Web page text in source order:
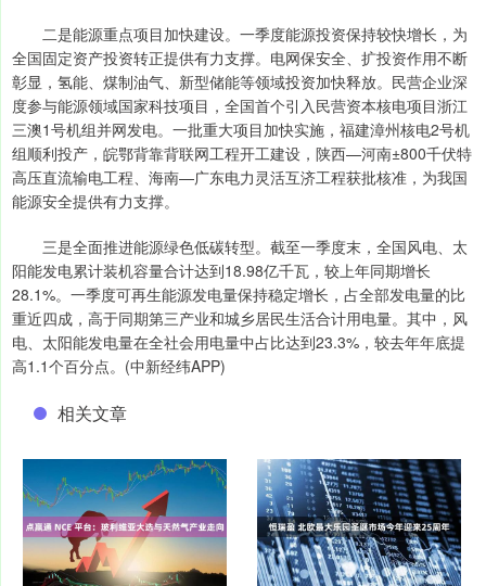
二是能源重点项目加快建设。一季度能源投资保持较快增长，为
全国固定资产投资转正提供有力支撑。电网保安全、扩投资作用不断
彰显，氢能、煤制油气、新型储能等领域投资加快释放。民营企业深
度参与能源领域国家科技项目，全国首个引入民营资本核电项目浙江
三澳1号机组并网发电。一批重大项目加快实施，福建漳州核电2号机
组顺利投产，皖鄂背靠背联网工程开工建设，陕西—河南±800千伏特
高压直流输电工程、海南—广东电力灵活互济工程获批核准，为我国
能源安全提供有力支撑。
三是全面推进能源绿色低碳转型。截至一季度末，全国风电、太
阳能发电累计装机容量合计达到18.98亿千瓦，较上年同期增长
28.1%。一季度可再生能源发电量保持稳定增长，占全部发电量的比
重近四成，高于同期第三产业和城乡居民生活合计用电量。其中，风
电、太阳能发电量在全社会用电量中占比达到23.3%，较去年年底提
高1.1个百分点。(中新经纬APP)
相关文章